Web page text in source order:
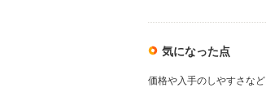
気になった点
価格や入手のしやすさな